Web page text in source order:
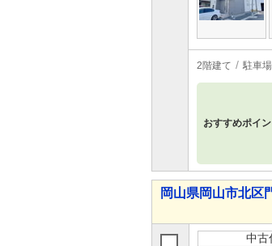
2階建て 駐車
おすすめポイン
岡山県岡山市北区
中古